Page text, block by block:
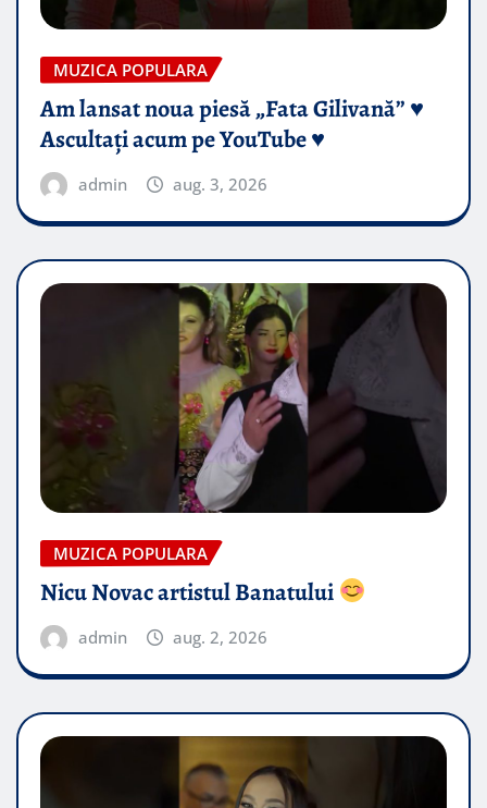
MUZICA POPULARA
Am lansat noua piesă „Fata Gilivană” ♥️
Ascultați acum pe YouTube ♥️
admin aug. 3, 2026
MUZICA POPULARA
Nicu Novac artistul Banatului
admin aug. 2, 2026